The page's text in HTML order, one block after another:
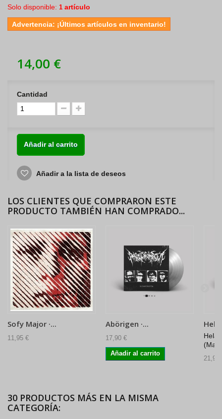
Solo disponible: 1 artículo
Advertencia: ¡Últimos artículos en inventario!
14,00 €
Cantidad
Añadir al carrito
Añadir a la lista de deseos
LOS CLIENTES QUE COMPRARON ESTE
PRODUCTO TAMBIÉN HAN COMPRADO...
Sofy Major ·...
11,95 €
Abörigen ·...
17,90 €
Añadir al carrito
Hela
Hela
21,90
30 PRODUCTOS MÁS EN LA MISMA
CATEGORÍA: